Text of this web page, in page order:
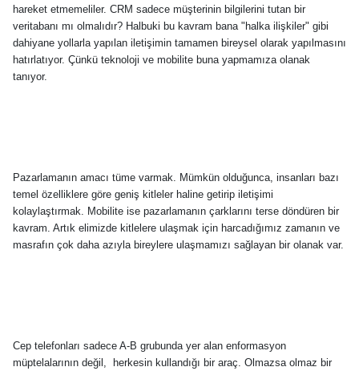
hareket etmemeliler. CRM sadece müşterinin bilgilerini tutan bir
veritabanı mı olmalıdır? Halbuki bu kavram bana "halka ilişkiler" gibi
dahiyane yollarla yapılan iletişimin tamamen bireysel olarak yapılmasını
hatırlatıyor. Çünkü teknoloji ve mobilite buna yapmamıza olanak
tanıyor.
Pazarlamanın amacı tüme varmak. Mümkün olduğunca, insanları bazı
temel özelliklere göre geniş kitleler haline getirip iletişimi
kolaylaştırmak. Mobilite ise pazarlamanın çarklarını terse döndüren bir
kavram. Artık elimizde kitlelere ulaşmak için harcadığımız zamanın ve
masrafın çok daha azıyla bireylere ulaşmamızı sağlayan bir olanak var.
Cep telefonları sadece A-B grubunda yer alan enformasyon
müptelalarının değil,
herkesin kullandığı bir araç. Olmazsa olmaz bir